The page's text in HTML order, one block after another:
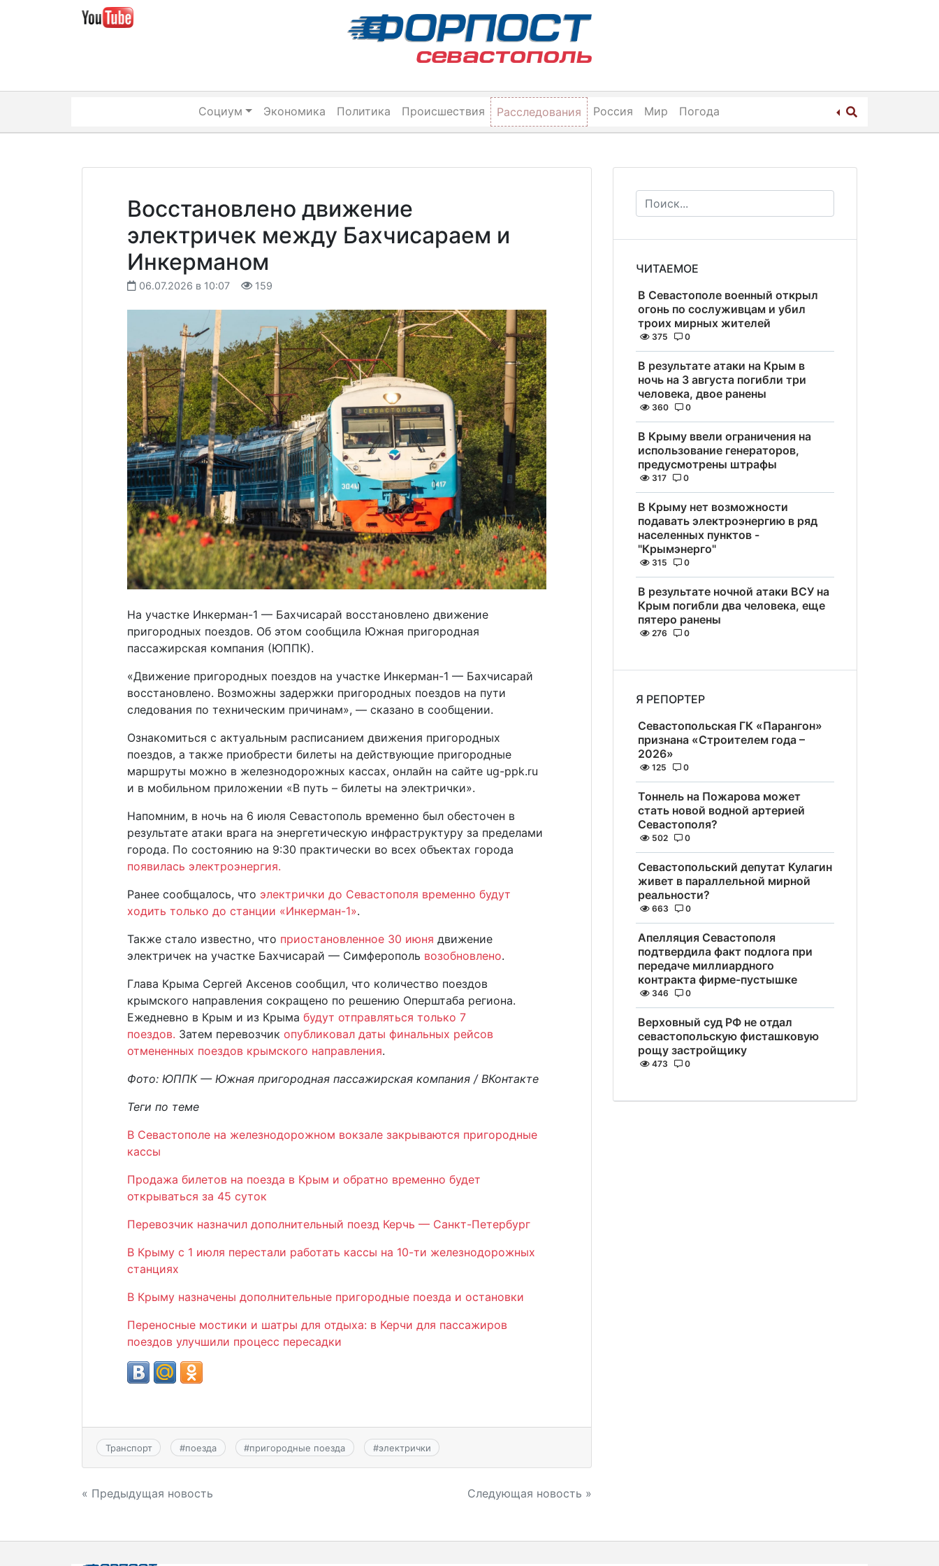
Социум Экономика Политика Происшествия Расследования Россия Мир Погода
Восстановлено движение
электричек между Бахчисараем и
Инкерманом
06.07.2026 в 10:07 159
На участке Инкерман-1 — Бахчисарай восстановлено движение
пригородных поездов. Об этом сообщила Южная пригородная
пассажирская компания (ЮППК).
«Движение пригородных поездов на участке Инкерман-1 — Бахчисарай
восстановлено. Возможны задержки пригородных поездов на пути
следования по техническим причинам», — сказано в сообщении.
Ознакомиться с актуальным расписанием движения пригородных
поездов, а также приобрести билеты на действующие пригородные
маршруты можно в железнодорожных кассах, онлайн на сайте ug-ppk.ru
и в мобильном приложении «В путь – билеты на электрички».
Напомним, в ночь на 6 июля Севастополь временно был обесточен в
результате атаки врага на энергетическую инфраструктуру за пределами
города. По состоянию на 9:30 практически во всех объектах города
появилась электроэнергия.
Ранее сообщалось, что электрички до Севастополя временно будут
ходить только до станции «Инкерман-1».
Также стало известно, что приостановленное 30 июня движение
электричек на участке Бахчисарай — Симферополь возобновлено.
Глава Крыма Сергей Аксенов сообщил, что количество поездов
крымского направления сокращено по решению Оперштаба региона.
Ежедневно в Крым и из Крыма будут отправляться только 7
поездов. Затем перевозчик опубликовал даты финальных рейсов
отмененных поездов крымского направления.
Фото: ЮППК — Южная пригородная пассажирская компания / ВКонтакте
Теги по теме
В Севастополе на железнодорожном вокзале закрываются пригородные
кассы
Продажа билетов на поезда в Крым и обратно временно будет
открываться за 45 суток
Перевозчик назначил дополнительный поезд Керчь — Санкт-Петербург
В Крыму с 1 июля перестали работать кассы на 10-ти железнодорожных
станциях
В Крыму назначены дополнительные пригородные поезда и остановки
Переносные мостики и шатры для отдыха: в Керчи для пассажиров
поездов улучшили процесс пересадки
Транспорт #поезда #пригородные поезда #электрички
Навигация
записям
« Предыдущая новость Следующая новость »
ЧИТАЕМОЕ
В Севастополе военный открыл
огонь по сослуживцам и убил
троих мирных жителей
375 0
В результате атаки на Крым в
ночь на 3 августа погибли три
человека, двое ранены
360 0
В Крыму ввели ограничения на
использование генераторов,
предусмотрены штрафы
317 0
В Крыму нет возможности
подавать электроэнергию в ряд
населенных пунктов -
"Крымэнерго"
315 0
В результате ночной атаки ВСУ на
Крым погибли два человека, еще
пятеро ранены
276 0
Я РЕПОРТЕР
Севастопольская ГК «Парангон»
признана «Строителем года –
2026»
125 0
Тоннель на Пожарова может
стать новой водной артерией
Севастополя?
502 0
Севастопольский депутат Кулагин
живет в параллельной мирной
реальности?
663 0
Апелляция Севастополя
подтвердила факт подлога при
передаче миллиардного
контракта фирме-пустышке
346 0
Верховный суд РФ не отдал
севастопольскую фисташковую
рощу застройщику
473 0